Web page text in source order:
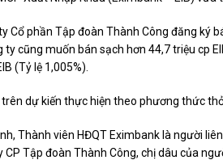
Cổ phần Tập đoàn Thành Công đăng ký
ty cũng muốn bán sạch hơn 44,7 triệu cp
(Tỷ lệ 1,005%).
trên dự kiến ​​thực hiện theo phương thức
Thành viên HĐQT Eximbank là người
CP Tập đoàn Thành Công, chị dâu của